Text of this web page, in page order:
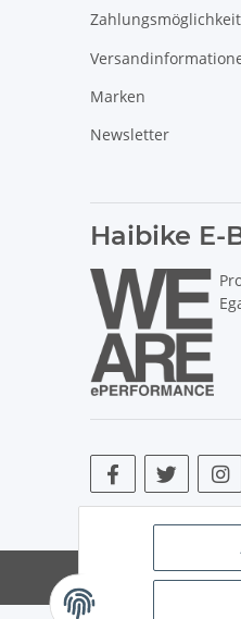
Marken
Newsletter
Haibike E-
* Alle Preise inkl.
©